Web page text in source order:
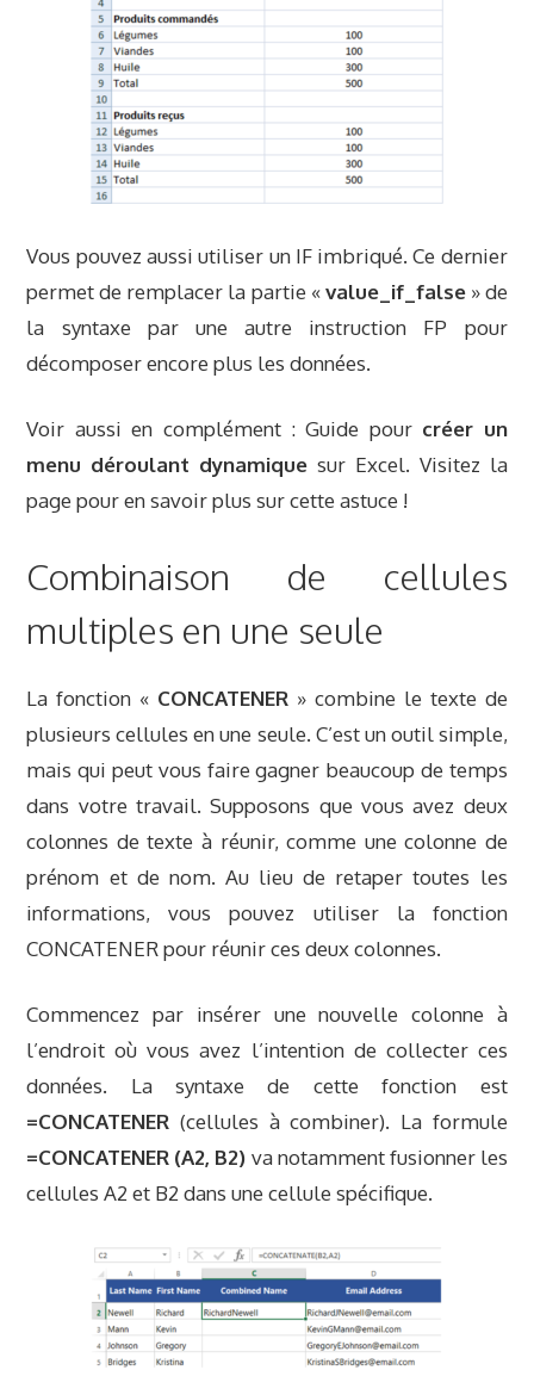
Vous pouvez aussi utiliser un IF imbriqué. Ce dernier
permet de remplacer la partie «value_if_false» de
la syntaxe par une autre instruction FP pour
décomposer encore plus les données.
Voir aussi en complément : Guide pour créer un
menu déroulant dynamique sur Excel. Visitez la
page pour en savoir plus sur cette astuce !
Combinaison de cellules
multiples en une seule
La fonction « CONCATENER » combine le texte de
plusieurs cellules en une seule. C’est un outil simple,
mais qui peut vous faire gagner beaucoup de temps
dans votre travail. Supposons que vous avez deux
colonnes de texte à réunir, comme une colonne de
prénom et de nom. Au lieu de retaper toutes les
informations, vous pouvez utiliser la fonction
CONCATENER pour réunir ces deux colonnes.
Commencez par insérer une nouvelle colonne à
l’endroit où vous avez l’intention de collecter ces
données. La syntaxe de cette fonction est
=CONCATENER (cellules à combiner). La formule
=CONCATENER (A2, B2) va notamment fusionner les
cellules A2 et B2 dans une cellule spécifique.